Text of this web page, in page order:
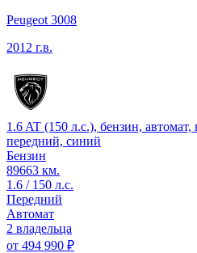
Peugeot 3008
2012 г.в.
1.6 AT (150 л.с.), бензин,
передний, синий
Бензин
89663 км.
1.6 / 150 л.с.
Передний
Автомат
2 владельца
от 494 990 ₽